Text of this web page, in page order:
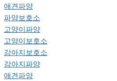
애견파양
파양보호소
고양이파양
고양이보호소
강아지보호소
강아지파양
애견파양